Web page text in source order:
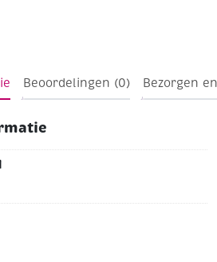
oplosbaarheid met
chique bewaarkist met
* Inclusief penseel nr. 3
Beoordelingen (0) Bezorgen